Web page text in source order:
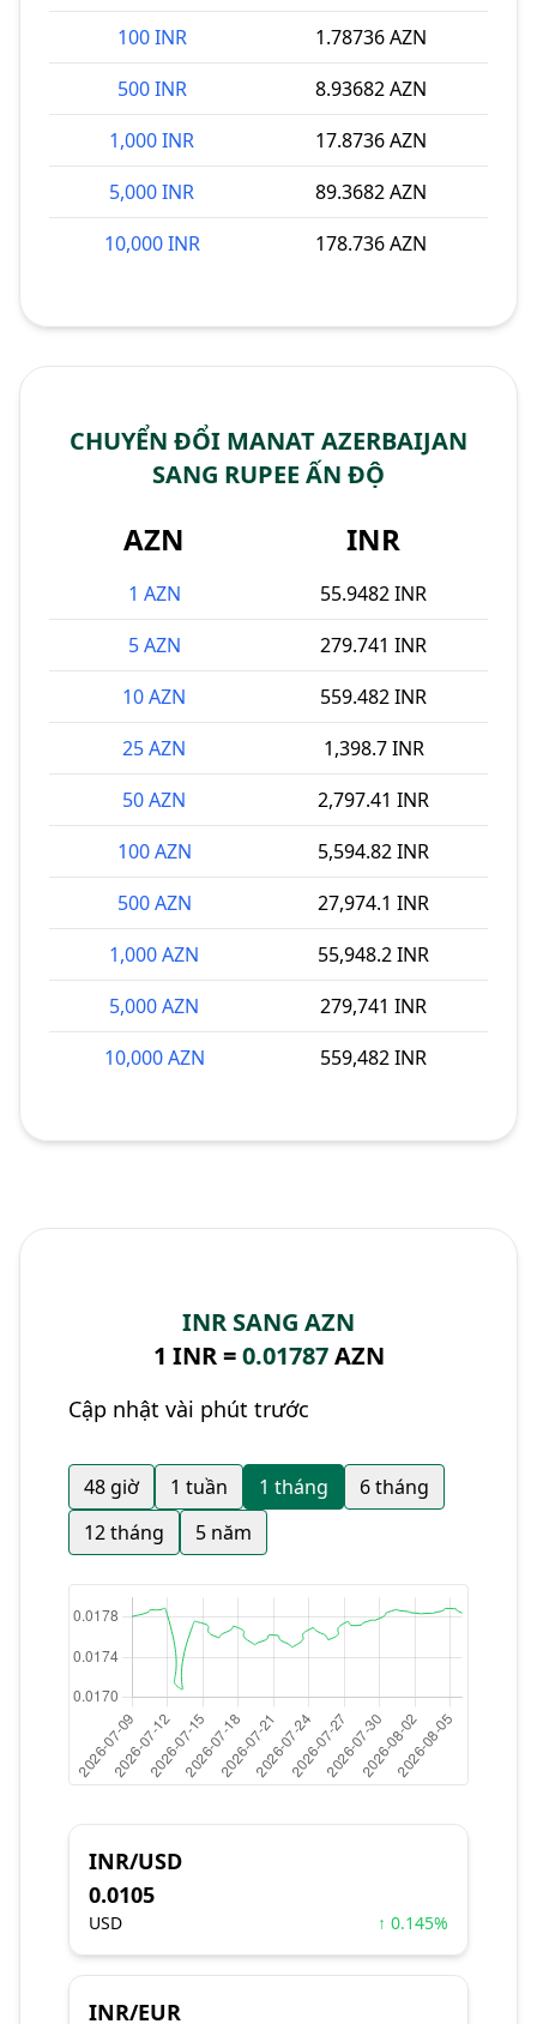
100 INR
1.78736 AZN
500 INR
8.93682 AZN
1,000 INR
17.8736 AZN
5,000 INR
89.3682 AZN
10,000 INR
178.736 AZN
CHUYỂN ĐỔI MANAT AZERBAIJAN
SANG RUPEE ẤN ĐỘ
AZN INR
1 AZN
55.9482 INR
5 AZN
279.741 INR
10 AZN
559.482 INR
25 AZN
1,398.7 INR
50 AZN
2,797.41 INR
100 AZN
5,594.82 INR
500 AZN
27,974.1 INR
1,000 AZN
55,948.2 INR
5,000 AZN
279,741 INR
10,000 AZN
559,482 INR
INR SANG AZN
1 INR =0.01787AZN
Cập nhật vài phút trước
48 giờ 1 tuần 1 tháng
6 tháng
12 tháng
5 năm
INR/USD
0.0105
USD ↑ 0.145%
INR/EUR